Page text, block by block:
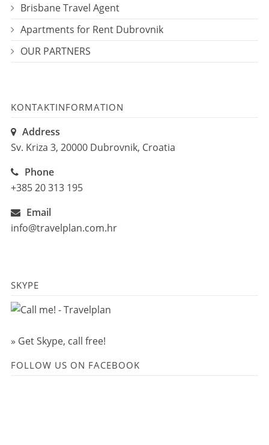
Brisbane Travel Agent
Apartments for Rent Dubrovnik
OUR PARTNERS
KONTAKTINFORMATION
Address
Sv. Kriza 3, 20000 Dubrovnik, Croatia
Phone
+385 20 313 195
Email
info@travelplan.com.hr
SKYPE
» Get Skype, call free!
FOLLOW US ON FACEBOOK